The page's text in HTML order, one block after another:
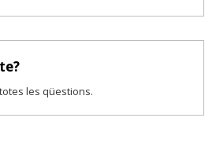
les qüestions.